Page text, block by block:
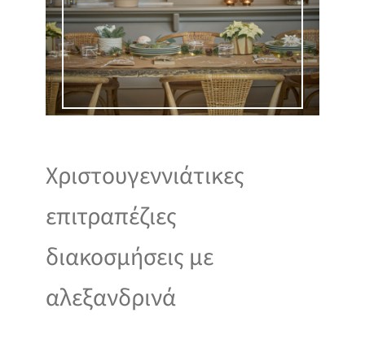
Χριστουγεννιάτικες
επιτραπέζιες
διακοσμήσεις με
αλεξανδρινά